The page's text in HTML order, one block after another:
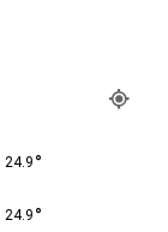
24.9 °
24.9 °